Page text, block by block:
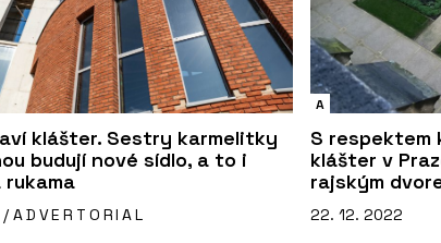
klášter. Sestry karmelitky
budují nové sídlo, a to i
/ ADVERTORIAL
A
S respektem
klášter v
rajským
22. 12. 2022